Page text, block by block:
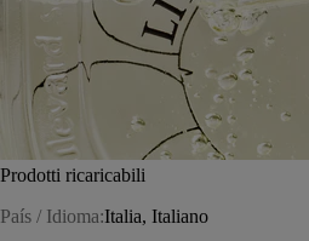
Prodotti ricaricabili
País / Idioma:Italia, Italiano